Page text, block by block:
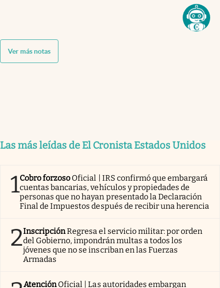
Ver más notas
Las más leídas de El Cronista Estados Unidos
1Cobro forzoso Oficial | IRS confirmó que embargará
cuentas bancarias, vehículos y propiedades de
personas que no hayan presentado la Declaración
Final de Impuestos después de recibir una herencia
2InscripciónRegresa el servicio militar: por orden
del Gobierno, impondrán multas a todos los
jóvenes que no se inscriban en las Fuerzas
Armadas
AtenciónOficial | Las autoridades embargan